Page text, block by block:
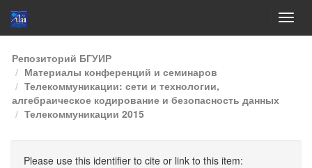
Skip
navigation
Репозиторий БГУИР
Материалы конференций и семинаров
Телекоммуникации: сети и технологии,
алгебраическое кодирование и безопасность данных
Телекоммуникации 2015
Please use this identifier to cite or link to this item: